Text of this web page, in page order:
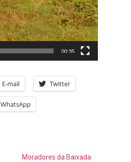
00:35
E-mail Twitter
WhatsApp
Moradores da Baixada